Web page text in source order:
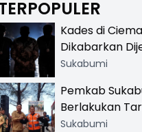
Kades di
Dikabarkan
Satnarkoba,
Sukabumi
Pemkab
Berlakukan
Resmi di 13
Sukabumi